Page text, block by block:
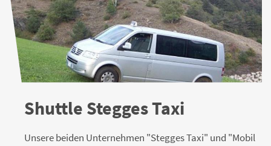
Shuttle Stegges Taxi
Unsere beiden Unternehmen "Stegges Taxi" und "Mobil